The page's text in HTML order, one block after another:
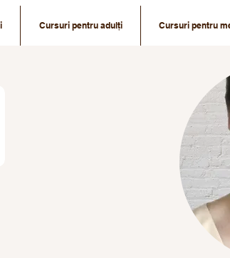
Cursuri pentru adulți Cursuri pentru